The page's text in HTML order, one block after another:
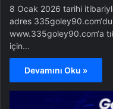
8 Ocak 2026 tarihi
adres
www.335goley90.com‘a
için…
Devamını Oku »